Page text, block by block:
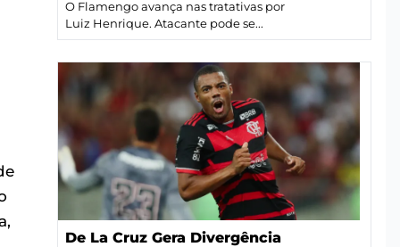
O Flamengo avança nas tratativas por
Luiz Henrique. Atacante pode se...
De La Cruz Gera Divergência